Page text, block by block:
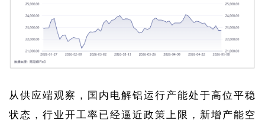
从供应端观察，国内电解铝运行产能处于高位平稳
状态，行业开工率已经逼近政策上限，新增产能空